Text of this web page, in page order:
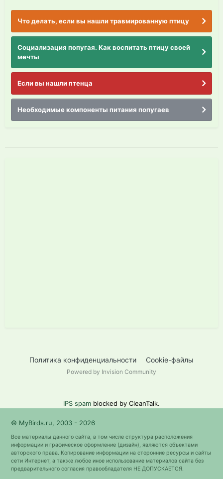
Что делать, если вы нашли травмированную птицу
Социализация попугая. Как воспитать птицу своей
мечты
Если вы нашли птенца
Необходимые компоненты питания попугаев
Политика конфиденциальности Cookie-файлы
Powered by Invision Community
IPS spam blocked by CleanTalk.
© MyBirds.ru, 2003 - 2026
Все материалы данного сайта, в том числе структура расположения
информации и графическое оформление (дизайн), являются объектами
авторского права. Копирование информации на сторонние ресурсы и сайты
сети Интернет, а также любое иное использование материалов сайта без
предварительного согласия правообладателя НЕ ДОПУСКАЕТСЯ.